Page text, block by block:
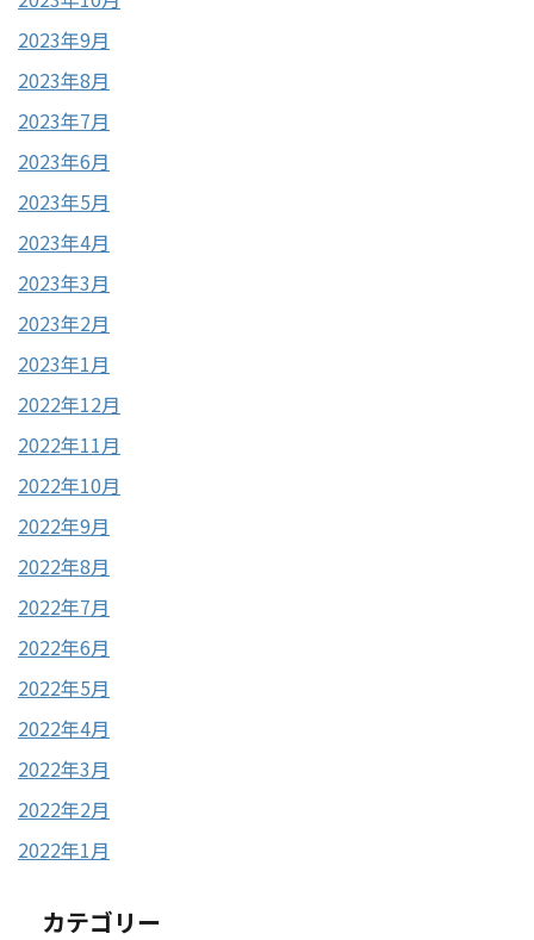
2023年9月
2023年8月
2023年7月
2023年6月
2023年5月
2023年4月
2023年3月
2023年2月
2023年1月
2022年12月
2022年11月
2022年10月
2022年9月
2022年8月
2022年7月
2022年6月
2022年5月
2022年4月
2022年3月
2022年2月
2022年1月
カテゴリー